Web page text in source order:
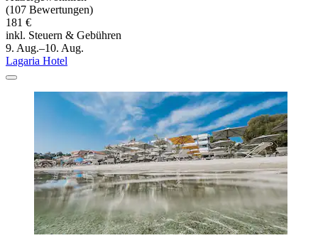
(107 Bewertungen)
181 €
inkl. Steuern & Gebühren
9. Aug.–10. Aug.
Lagaria Hotel